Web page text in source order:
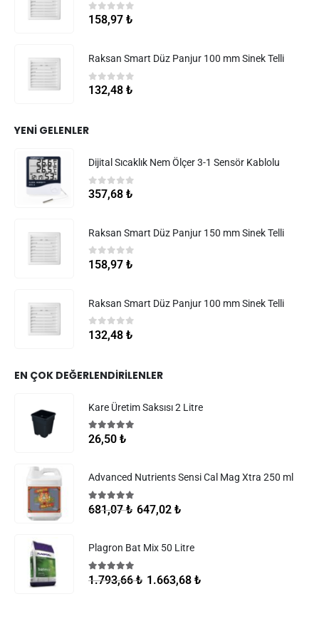
0 5 üzerinden
158,97 ₺
Raksan Smart Düz Panjur 100 mm Sinek Telli
05 üzerinden
132,48 ₺
YENI GELENLER
Dijital Sıcaklık Nem Ölçer 3-1 Sensör Kablolu
05 üzerinden
357,68 ₺
Raksan Smart Düz Panjur 150 mm Sinek Telli
0 5 üzerinden
158,97 ₺
Raksan Smart Düz Panjur 100 mm Sinek Telli
05 üzerinden
132,48 ₺
EN ÇOK DEĞERLENDIRILENLER
Kare Üretim Saksısı 2 Litre
5.005 üzerinden
26,50 ₺
Advanced Nutrients Sensi Cal Mag Xtra 250 ml
5.005 üzerinden
681,07₺ 647,02 ₺
Plagron Bat Mix 50 Litre
5.005 üzerinden
1.793,66₺ 1.663,68 ₺